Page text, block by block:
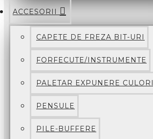
ACCESORII
CAPETE DE FREZA BIT-URI
FORFECUTE/INSTRUMENTE
PALETAR EXPUNERE CULORI
PENSULE
PILE-BUFFERE